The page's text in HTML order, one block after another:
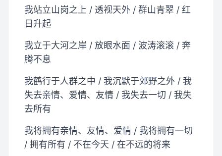
我站立山岗之上 / 透视天外 / 群山青翠 / 红
日升起
我立于大河之岸 / 放眼水面 / 波涛滚滚 / 奔
腾不息
我鹤行于人群之中 / 我沉默于郊野之外 / 我
失去亲情、爱情、友情 / 我失去一切 / 我失
去所有
我将拥有亲情、友情、爱情 / 我将拥有一切
/ 拥有所有 / 不在今天 / 在不远的将来